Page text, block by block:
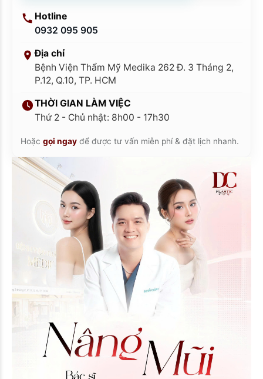
Hotline
0932 095 905
Địa chỉ
Bệnh Viện Thẩm Mỹ Medika 262 Đ. 3 Tháng 2,
P.12, Q.10, TP. HCM
THỜI GIAN LÀM VIỆC
Thứ 2 - Chủ nhật: 8h00 - 17h30
Hoặc gọi ngay để được tư vấn miễn phí & đặt lịch nhanh.